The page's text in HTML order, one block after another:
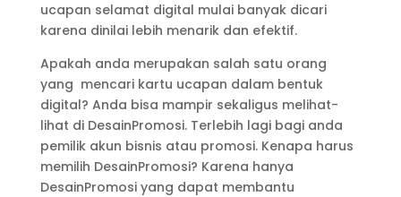
ucapan selamat digital mulai banyak dicari
karena dinilai lebih menarik dan efektif.
Apakah anda merupakan salah satu orang
yang mencari kartu ucapan dalam bentuk
digital? Anda bisa mampir sekaligus melihat-
lihat di DesainPromosi. Terlebih lagi bagi anda
pemilik akun bisnis atau promosi. Kenapa harus
memilih DesainPromosi? Karena hanya
DesainPromosi yang dapat membantu